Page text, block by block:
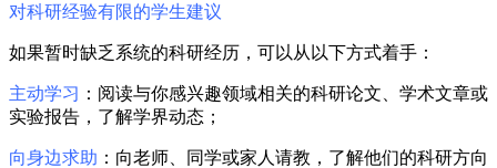
对科研经验有限的学生建议
如果暂时缺乏系统的科研经历，可以从以下方式着手：
主动学习 ：阅读与你感兴趣领域相关的科研论文、学术文章或
实验报告，了解学界动态；
向身边求助 ：向老师、同学或家人请教，了解他们的科研方向